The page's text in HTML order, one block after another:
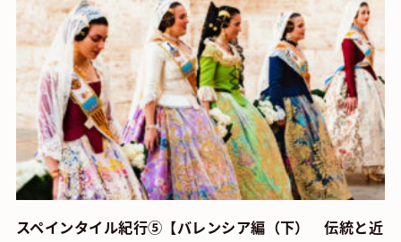
スペインタイル紀行⑤【バレンシア編（下） 伝統と近